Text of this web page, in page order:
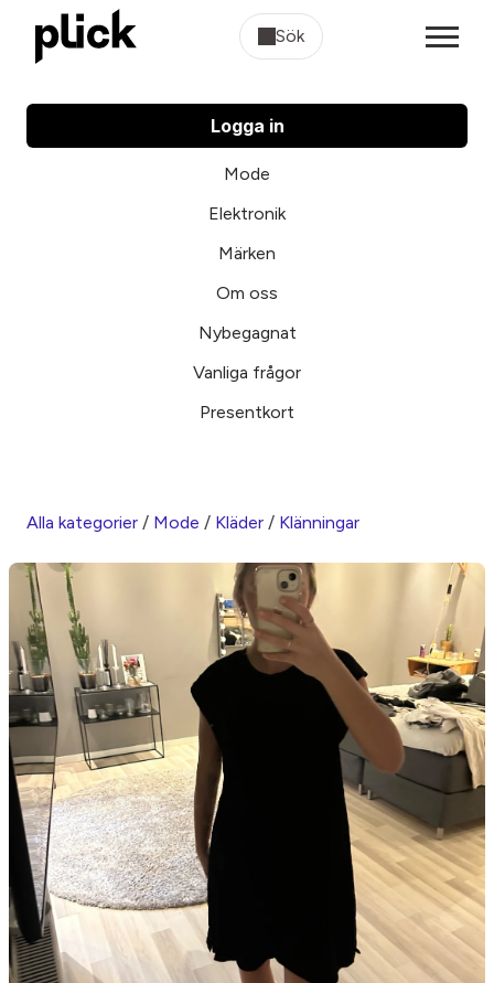
Sök
Logga in
Mode
Elektronik
Märken
Om oss
Nybegagnat
Vanliga frågor
Presentkort
Alla kategorier / Mode / Kläder / Klänningar